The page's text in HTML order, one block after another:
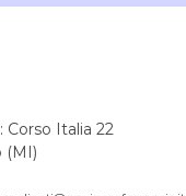
Corso Italia 22
(MI)